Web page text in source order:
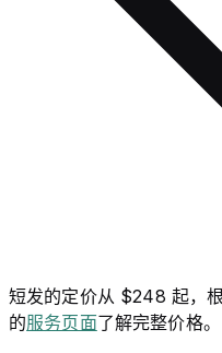
短发的定价从 $248 起，
的服务页面了解完整价格。